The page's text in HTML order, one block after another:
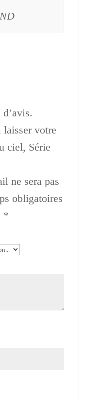
ND
laisser votre
ciel, Série
ne sera pas
obligatoires
*